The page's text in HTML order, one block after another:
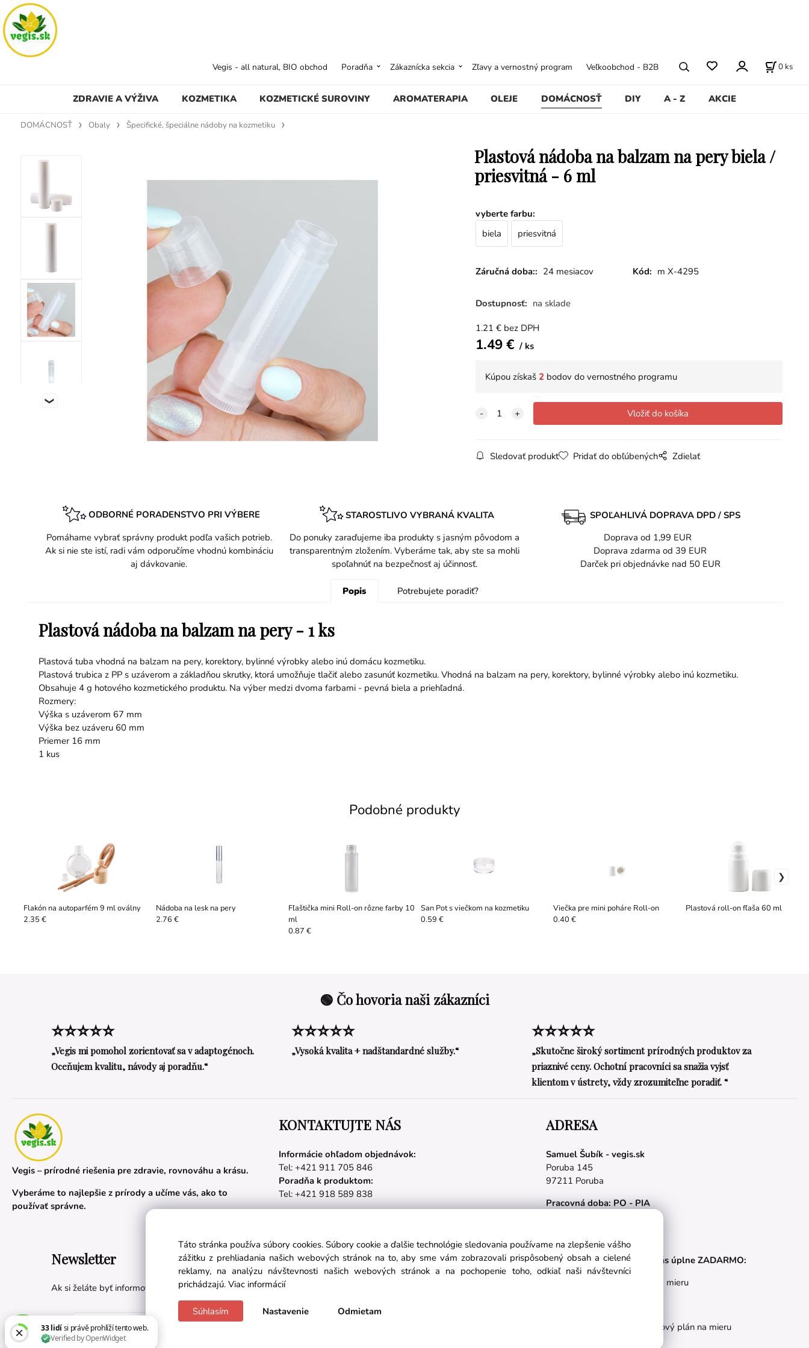
ZDRAVIE A VÝŽIVA KOZMETIKA KOZMETICKÉ SUROVINY AROMATERAPIA OLEJE DOMÁCNOSŤ DIY A - Z AKCIE
Vegis - all natural, BIO obchod Poradňa Zákaznícka sekcia Zľavy a vernostný program Veľkoobchod - B2B 0 ks
DOMÁCNOSŤ Obaly Špecifické, špeciálne nádoby na kozmetiku
Plastová nádoba na balzam na pery biela /
priesvitná - 6 ml
vyberte farbu:
biela
priesvitná
Záručná doba:: 24 mesiacov Kód: m X-4295
Dostupnosť: na sklade
1.21 € bez DPH
1.49€ ks
Kúpou získaš 2bodov do vernostného programu
Sledovať produkt Pridať do obľúbených Zdielať
ODBORNÉ PORADENSTVO PRI VÝBERE
Pomáhame vybrať správny produkt podľa vašich potrieb.
Ak si nie ste istí, radi vám odporučíme vhodnú kombináciu
aj dávkovanie.
STAROSTLIVO VYBRANÁ KVALITA
Do ponuky zaraďujeme iba produkty s jasným pôvodom a
transparentným zložením. Vyberáme tak, aby ste sa mohli
spoľahnúť na bezpečnosť aj účinnosť.
SPOĽAHLIVÁ DOPRAVA DPD / SPS
Doprava od 1,99 EUR
Doprava zdarma od 39 EUR
Darček pri objednávke nad 50 EUR
Popis Potrebujete poradiť?
Plastová nádoba na balzam na pery - 1 ks
Plastová tuba vhodná na balzam na pery, korektory, bylinné výrobky alebo inú domácu kozmetiku.
Plastová trubica z PP s uzáverom a základňou skrutky, ktorá umožňuje tlačiť alebo zasunúť kozmetiku. Vhodná na balzam na pery, korektory, bylinné výrobky alebo inú kozmetiku.
Obsahuje 4 g hotového kozmetického produktu. Na výber medzi dvoma farbami - pevná biela a priehľadná.
Rozmery:
Výška s uzáverom 67 mm
Výška bez uzáveru 60 mm
Priemer 16 mm
1 kus
Podobné produkty
Flakón na autoparfém 9 ml oválny
2.35 €
Nádoba na lesk na pery
2.76 €
Fľaštička mini Roll-on rôzne farby 10
ml
0.87 €
San Pot s viečkom na kozmetiku
0.59 €
Viečka pre mini poháre Roll-on
0.40 €
Plastová roll-on fľaša 60 ml
🟢 Čo hovoria naši zákazníci
⭐⭐⭐⭐⭐
„Vegis mi pomohol zorientovať sa v adaptogénoch.
Oceňujem kvalitu, návody aj poradňu.“
⭐⭐⭐⭐⭐
„Vysoká kvalita + nadštandardné služby.“
⭐⭐⭐⭐⭐
„Skutočne široký sortiment prírodných produktov za
priaznivé ceny. Ochotní pracovníci sa snažia vyjsť
klientom v ústrety, vždy zrozumiteľne poradiť. “
Vegis – prírodné riešenia pre zdravie, rovnováhu a krásu.
Vyberáme to najlepšie z prírody a učíme vás, ako to
používať správne.
KONTAKTUJTE NÁS
Informácie ohľadom objednávok:
Tel: +421 911 705 846
Poradňa k produktom:
Tel: +421 918 589 838
ADRESA
Samuel Šubík - vegis.sk
Poruba 145
97211 Poruba
Pracovná doba: PO - PIA
Newsletter
Ak si želáte byť informovaní o novinkách a akciách, prihláste sa na odber noviniek:
Partnerské stránky
Naše appky pre vás úplne ZADARMO:
Tréningový plán na mieru
Vygeneruj si výživový plán na mieru
Táto stránka používa súbory cookies. Súbory cookie a ďalšie technológie sledovania používame na zlepšenie vášho
zážitku z prehliadania našich webových stránok na to, aby sme vám zobrazovali prispôsobený obsah a cielené
reklamy, na analýzu návštevnosti našich webových stránok a na pochopenie toho, odkiaľ naši návštevníci
prichádzajú. Viac informácií
Súhlasím Nastavenie Odmietam